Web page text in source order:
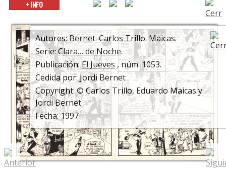
Inicio
Maicas
+ INFO
Autores:Bernet.Carlos Trillo.Maicas.
Serie:Clara… de Noche.
Publicación:El Jueves , núm. 1053.
Cedida por: Jordi Bernet
Copyright: © Carlos Trillo, Eduardo Maicas y
Jordi Bernet
Fecha: 1997